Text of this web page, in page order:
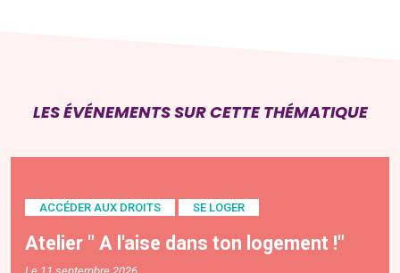
LES ÉVÉNEMENTS SUR CETTE THÉMATIQUE
ACCÉDER AUX DROITS SE LOGER
Atelier " A l'aise dans ton logement !"